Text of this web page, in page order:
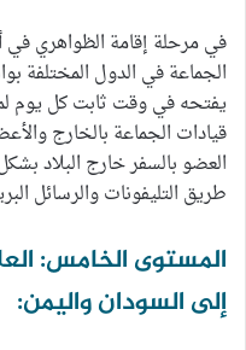
في مرحلة إقامة الظواهري في
الجماعة في الدول المختلفة
يفتحه في وقت ثابت كل يوم
قيادات الجماعة بالخارج
العضو بالسفر خارج البلاد
طريق التليفونات والرسائل
المستوى الخامس:
إلى السودان واليمن: